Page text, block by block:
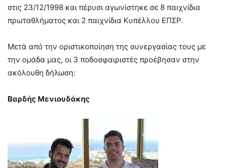
στις 23/12/1998 και πέρυσι αγωνίστηκε σε 8 παιχνίδια
πρωταθλήματος και 2 παιχνίδια Κυπέλλου ΕΠΣΡ.
Μετά από την οριστικοποίηση της συνεργασίας τους με
την ομάδα μας, οι 3 ποδοσφαιριστές προέβησαν στην
ακόλουθη δήλωση:
Βαρδής Μενιουδάκης